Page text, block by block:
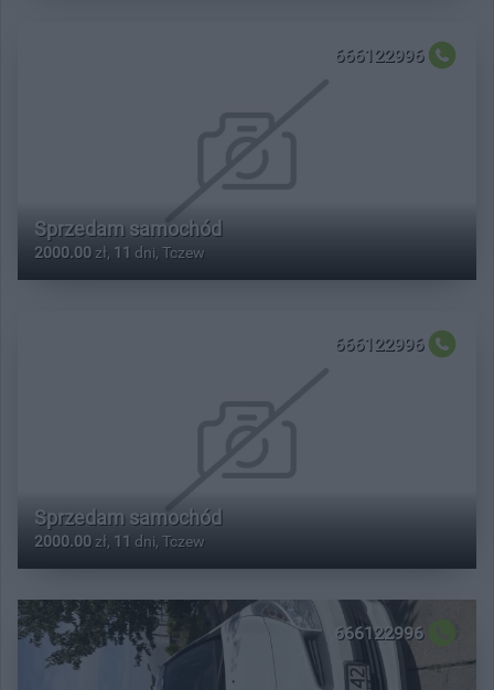
666122996
Sprzedam samochód
2000.00 zł, 11 dni, Tczew
666122996
Sprzedam samochód
2000.00 zł, 11 dni, Tczew
666122996